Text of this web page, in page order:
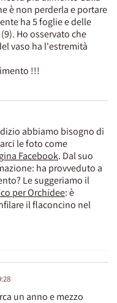
è non perderla e portare
ha 5 foglie e delle
Ho osservato che
vaso ha l'estremità
!!!
abbiamo bisogno di
le foto come
Facebook. Dal suo
ha provveduto a
Le suggeriamo il
per Orchidee: è
il flaconcino nel
un anno e mezzo